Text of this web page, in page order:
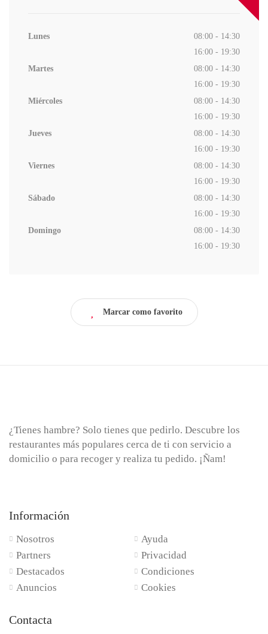
Lunes
08:00 - 14:30
16:00 - 19:30
Martes
08:00 - 14:30
16:00 - 19:30
Miércoles
08:00 - 14:30
16:00 - 19:30
Jueves
08:00 - 14:30
16:00 - 19:30
Viernes
08:00 - 14:30
16:00 - 19:30
Sábado
08:00 - 14:30
16:00 - 19:30
Domingo
08:00 - 14:30
16:00 - 19:30
Marcar como favorito
¿Tienes hambre? Solo tienes que pedirlo. Descubre los
restaurantes más populares cerca de ti con servicio a
domicilio o para recoger y realiza tu pedido. ¡Ñam!
Información
Nosotros
Partners
Destacados
Anuncios
Ayuda
Privacidad
Condiciones
Cookies
Contacta